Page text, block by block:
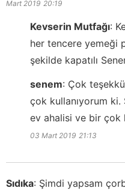
Mart 2019 20:19
Kevserin Mutfağı:
her tencere yemeği
şekilde kapatılı
senem: Çok
çok kullanıyorum
ev ahalisi ve bir
03 Mart 2019 21:13
Sıdıka: Şimdi yapsam